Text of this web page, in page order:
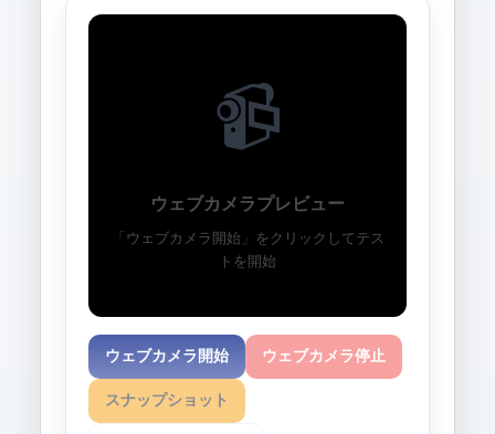
📹
ウェブカメラプレビュー
「ウェブカメラ開始」をクリックしてテス
トを開始
ウェブカメラ開始 ウェブカメラ停止
スナップショット